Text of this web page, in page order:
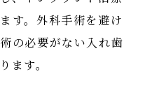
す。外科手術を避け
の必要がない入れ歯
ます。